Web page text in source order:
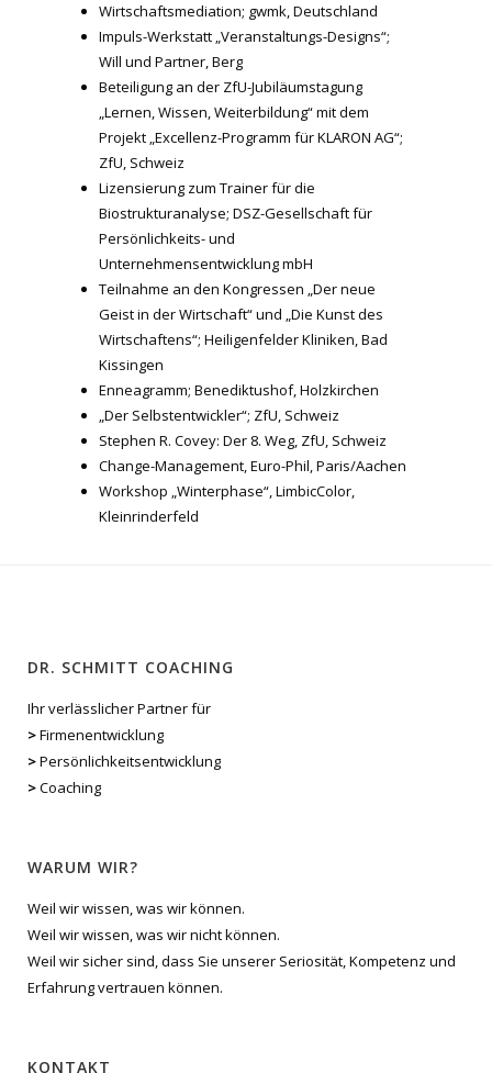
Wirtschaftsmediation; gwmk, Deutschland
Impuls-Werkstatt „Veranstaltungs-Designs“;
Will und Partner, Berg
Beteiligung an der ZfU-Jubiläumstagung
„Lernen, Wissen, Weiterbildung“ mit dem
Projekt „Excellenz-Programm für KLARON AG“;
ZfU, Schweiz
Lizensierung zum Trainer für die
Biostrukturanalyse; DSZ-Gesellschaft für
Persönlichkeits- und
Unternehmensentwicklung mbH
Teilnahme an den Kongressen „Der neue
Geist in der Wirtschaft“ und „Die Kunst des
Wirtschaftens“; Heiligenfelder Kliniken, Bad
Kissingen
Enneagramm; Benediktushof, Holzkirchen
„Der Selbstentwickler“; ZfU, Schweiz
Stephen R. Covey: Der 8. Weg, ZfU, Schweiz
Change-Management, Euro-Phil, Paris/Aachen
Workshop „Winterphase“, LimbicColor,
Kleinrinderfeld
DR. SCHMITT COACHING
Ihr verlässlicher Partner für
>Firmenentwicklung
>Persönlichkeitsentwicklung
>Coaching
WARUM WIR?
Weil wir wissen, was wir können.
Weil wir wissen, was wir nicht können.
Weil wir sicher sind, dass Sie unserer Seriosität, Kompetenz und
Erfahrung vertrauen können.
KONTAKT